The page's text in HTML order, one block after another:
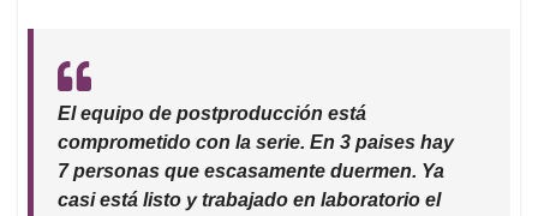
El equipo de postproducción está
comprometido con la serie. En 3 paises hay
7 personas que escasamente duermen. Ya
casi está listo y trabajado en laboratorio el